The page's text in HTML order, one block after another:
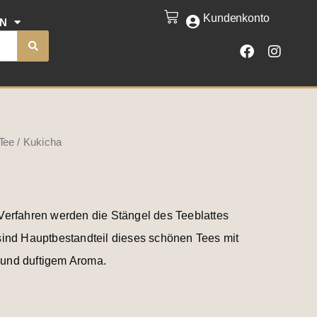
CART Kundenkonto
F
a
e
I
n
t
/ Kukicha
werden die Stängel des Teeblattes
Hauptbestandteil dieses schönen Tees mit
duftigem Aroma.